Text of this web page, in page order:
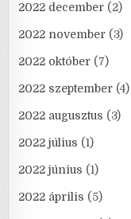
2022 december (2)
2022 november (3)
2022 október (7)
2022 szeptember (4)
2022 augusztus (3)
2022 július (1)
2022 június (1)
2022 április (5)